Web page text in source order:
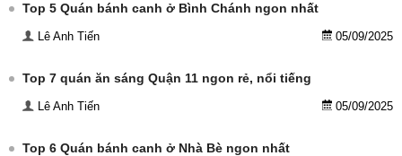
Top 5 Quán bánh canh ở Bình Chánh ngon nhất
Lê Anh Tiến 05/09/2025
Top 7 quán ăn sáng Quận 11 ngon rẻ, nổi tiếng
Lê Anh Tiến 05/09/2025
Top 6 Quán bánh canh ở Nhà Bè ngon nhất